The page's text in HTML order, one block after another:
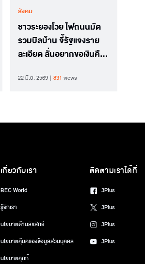
สังคม
ชาวระยองโวย ไฟถนนมัด
รวมบิลบ้าน จี้รัฐแจงราย
ละเอียด ลั่นอยากขอเงินคืน
22 มิ.ย. 2569 831 views
เกี่ยวกับเรา
BEC World
รู้จักเรา
นโยบายด้านลิขสิทธิ์
นโยบายคุ้มครองข้อมูลส่วนบุคคล
นโยบายคุกกี้
ติดตามเราได้ที่
3Plus
3Plus
3Plus
3Plus